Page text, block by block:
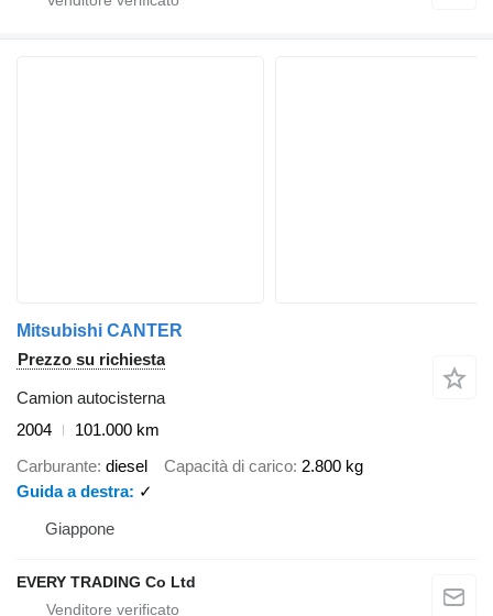
Mitsubishi CANTER
Prezzo su richiesta
Camion autocisterna
2004
101.000 km
Carburante diesel Capacità di carico 2.800 kg
Guida a destra
✓
Giappone
EVERY TRADING Co Ltd